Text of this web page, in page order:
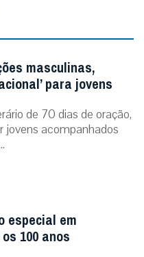
masculinas,
para jovens
de 70 dias de oração,
jovens acompanhados
especial em
100 anos